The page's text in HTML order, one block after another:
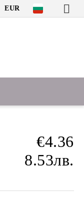
EUR
€4.36
8.53лв.